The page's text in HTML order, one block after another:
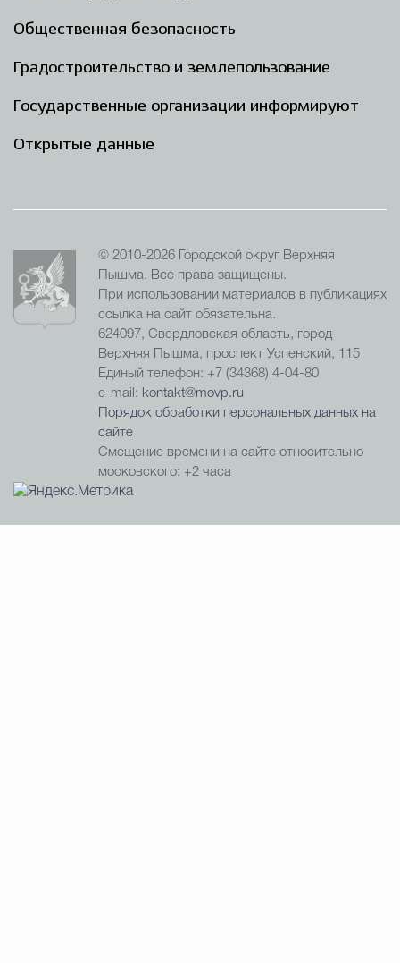
Общественная безопасность
Градостроительство и землепользование
Государственные организации информируют
Открытые данные
© 2010-2026 Городской округ Верхняя
Пышма. Все права защищены.
При использовании материалов в публикациях
ссылка на сайт обязательна.
624097, Свердловская область, город
Верхняя Пышма, проспект Успенский, 115
Единый телефон: +7 (34368) 4-04-80
e-mail: kontakt@movp.ru
Порядок обработки персональных данных на
сайте
Смещение времени на сайте относительно
московского: +2 часа